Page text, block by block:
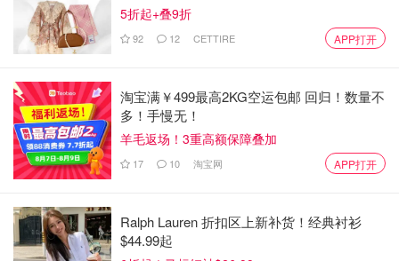
5折起+叠9折
92 12 CETTIRE APP打开
淘宝满￥499最高2KG空运包邮 回归！数量不
多！手慢无！
羊毛返场！3重高额保障叠加
17 10 淘宝网 APP打开
Ralph Lauren 折扣区上新补货！经典衬衫
$44.99起